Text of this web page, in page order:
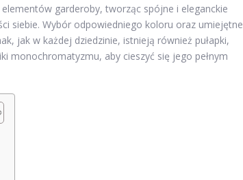
garderoby, tworząc spójne i eleganckie
siebie. Wybór odpowiedniego koloru oraz umiejętne
jak w każdej dziedzinie, istnieją również pułapki,
monochromatyzmu, aby cieszyć się jego pełnym